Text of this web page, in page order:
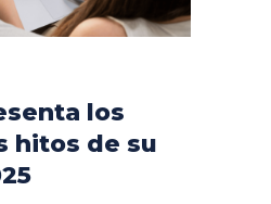
los
hitos de su